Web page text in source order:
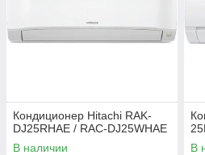
Кондиционер Hitachi RAK-
DJ25RHAE / RAC-DJ25WHAE
В наличии
В